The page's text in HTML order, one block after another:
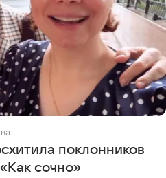
поклонников
сочно»